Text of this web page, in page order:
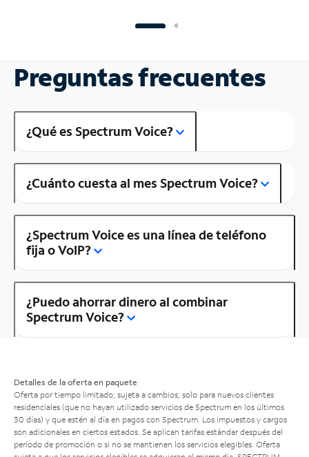
Preguntas frecuentes
¿Qué es Spectrum Voice?
¿Cuánto cuesta al mes Spectrum Voice?
¿Spectrum Voice es una línea de teléfono
fija o VoIP?
¿Puedo ahorrar dinero al combinar
Spectrum Voice?
Detalles de la oferta en paquete
Oferta por tiempo limitado; sujeta a cambios; solo para nuevos clientes
residenciales (que no hayan utilizado servicios de Spectrum en los últimos
30 días) y que estén al día en pagos con Spectrum. Los impuestos y cargos
son adicionales en ciertos estados. Se aplican tarifas estándar después del
período de promoción o si no se mantienen los servicios elegibles. Oferta